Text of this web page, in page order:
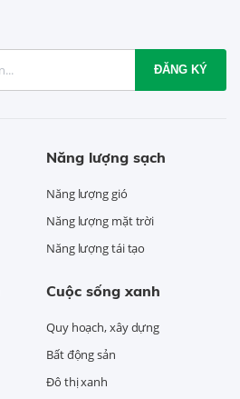
ĐĂNG KÝ
Năng lượng sạch
Năng lượng gió
Năng lượng mặt trời
Năng lượng tái tạo
Cuộc sống xanh
Quy hoạch, xây dựng
Bất động sản
Đô thị xanh